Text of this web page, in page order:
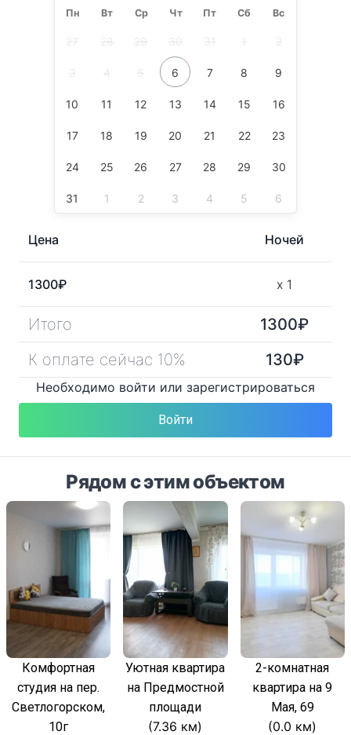
Пн Вт Ср Чт Пт Сб Вс
27 28 29 30 31 1 2
3 4 5 6 7 8 9
10 11 12 13 14 15 16
17 18 19 20 21 22 23
24 25 26 27 28 29 30
31 1 2 3 4 5 6
Цена Ночей
1300₽ x 1
Итого 1300₽
К оплате сейчас 10%
130₽
Необходимо войти или зарегистрироваться
Войти
Рядом с этим объектом
Комфортная
студия на пер.
Светлогорском,
10г
Уютная квартира
на Предмостной
площади
(7.36 км)
2-комнатная
квартира на 9
Мая, 69
(0.0 км)